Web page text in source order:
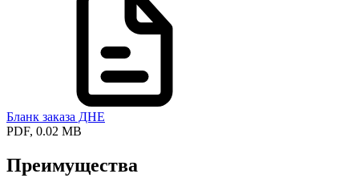
Бланк заказа ДНЕ
PDF, 0.02 MB
Преимущества